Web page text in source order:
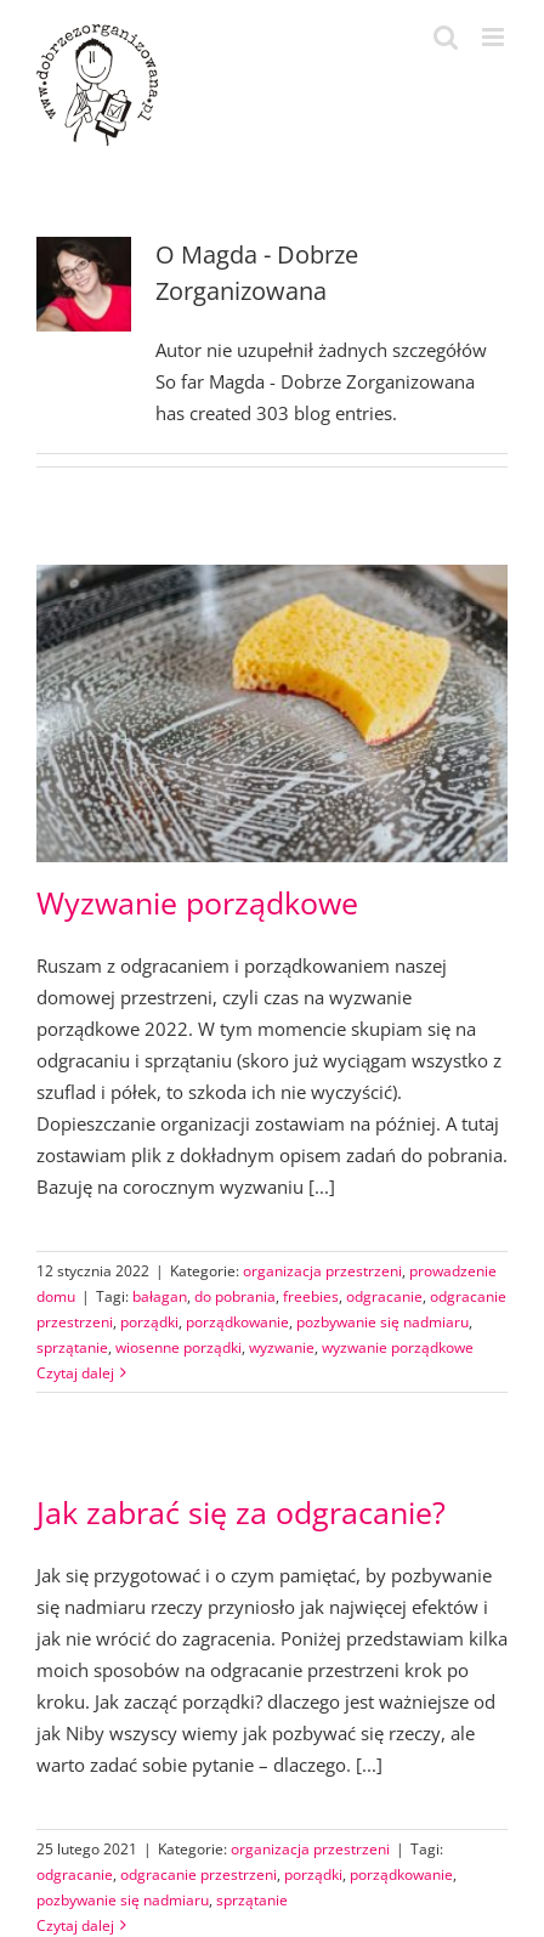
zawartości
O Magda - Dobrze
Zorganizowana
Autor nie uzupełnił żadnych szczegółów
So far Magda - Dobrze Zorganizowana
has created 303 blog entries.
Wyzwanie porządkowe
Ruszam z odgracaniem i porządkowaniem naszej
domowej przestrzeni, czyli czas na wyzwanie
porządkowe 2022. W tym momencie skupiam się na
odgracaniu i sprzątaniu (skoro już wyciągam wszystko z
szuflad i półek, to szkoda ich nie wyczyścić).
Dopieszczanie organizacji zostawiam na później. A tutaj
zostawiam plik z dokładnym opisem zadań do pobrania.
Bazuję na corocznym wyzwaniu [...]
12 stycznia 2022 | Kategorie:organizacja przestrzeni, prowadzenie
domu | Tagi: bałagan, do pobrania, freebies, odgracanie, odgracanie
przestrzeni, porządki, porządkowanie, pozbywanie się nadmiaru,
sprzątanie, wiosenne porządki, wyzwanie, wyzwanie porządkowe
Czytaj dalej
Jak zabrać się za odgracanie?
Jak się przygotować i o czym pamiętać, by pozbywanie
się nadmiaru rzeczy przyniosło jak najwięcej efektów i
jak nie wrócić do zagracenia. Poniżej przedstawiam kilka
moich sposobów na odgracanie przestrzeni krok po
kroku. Jak zacząć porządki? dlaczego jest ważniejsze od
jak Niby wszyscy wiemy jak pozbywać się rzeczy, ale
warto zadać sobie pytanie – dlaczego. [...]
25 lutego 2021 | Kategorie:organizacja przestrzeni | Tagi:
odgracanie, odgracanie przestrzeni, porządki, porządkowanie,
pozbywanie się nadmiaru, sprzątanie
Czytaj dalej